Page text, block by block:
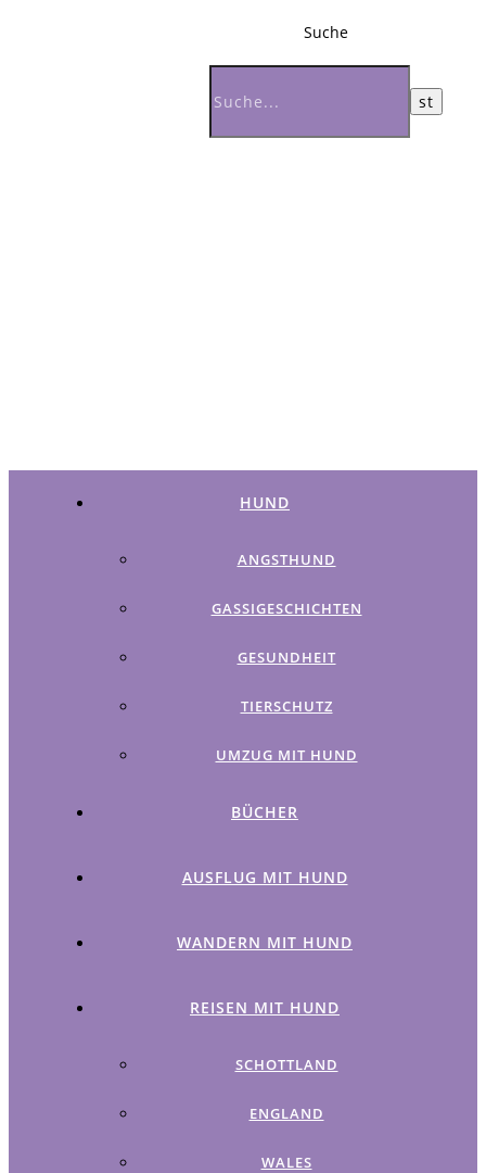
Suche
HUND
ANGSTHUND
GASSIGESCHICHTEN
GESUNDHEIT
TIERSCHUTZ
UMZUG MIT HUND
BÜCHER
AUSFLUG MIT HUND
WANDERN MIT HUND
REISEN MIT HUND
SCHOTTLAND
ENGLAND
WALES